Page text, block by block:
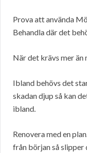
Prova att använda
Behandla där det
När det krävs mer
Ibland behövs det
skadan djup så kan
ibland.
Renovera med en
från början så